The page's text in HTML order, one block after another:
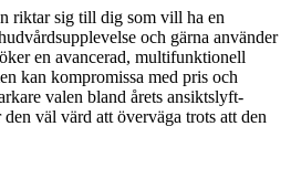
riktar sig till dig som vill ha en
och gärna använder
en avancerad, multifunktionell
kan kompromissa med pris och
valen bland årets ansiktslyft-
väl värd att överväga trots att den